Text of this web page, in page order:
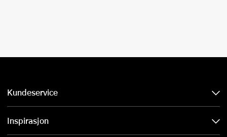
Kundeservice
Inspirasjon